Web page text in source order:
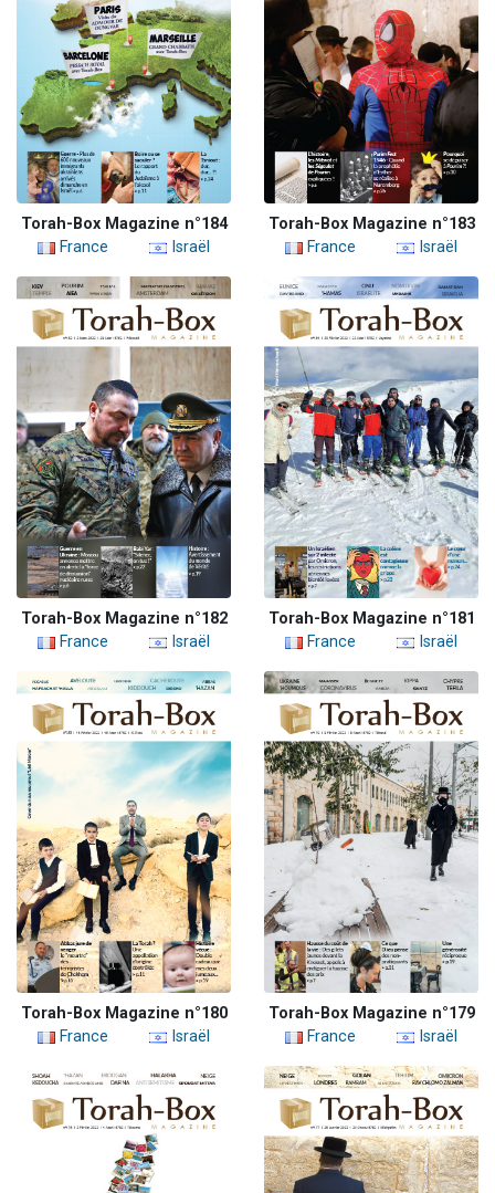
Torah-Box Magazine n°184
France
Israël
Torah-Box Magazine n°183
France
Israël
Torah-Box Magazine n°182
France
Israël
Torah-Box Magazine n°181
France
Israël
Torah-Box Magazine n°180
France
Israël
Torah-Box Magazine n°179
France
Israël